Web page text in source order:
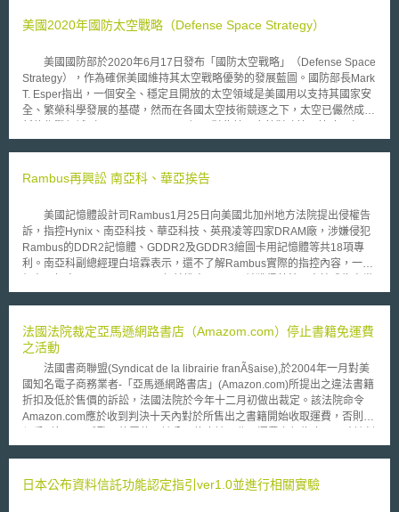
美國2020年國防太空戰略（Defense Space Strategy）
美國國防部於2020年6月17日發布「國防太空戰略」（Defense Space
Strategy），作為確保美國維持其太空戰略優勢的發展藍圖。國防部長Mark
T. Esper指出，一個安全、穩定且開放的太空領域是美國用以支持其國家安
全、繁榮科學發展的基礎，然而在各國太空技術競逐之下，太空已儼然成為
務、投資、能力與專業等面向實施全面性的改革，「國防太空戰略」擘劃出
「國防太空戰略」提出三大目標：首先，國防部將支持並捍衛美國在太空中
其先進的國防太空技術優勢以協助美國及其盟友的太空軍事行動，並支持民
間與商用太空技術產業發展；最後，美國將與盟友共同維持太空領域的穩
定，防止任何侵略性的太空活動、建構國際公認的太空行為準則，並支持美
國在太空交通與長期外太空活動的領導地位。 為了達成上述三大目
與人員於國家與國際聯合軍事行動當中。（3）提升國際對於太空潛在威脅
的重視，推動國際太空行為準則以打造太空戰略環境。（4）透過情報共
享、研發與採購（research, development, and acquisition, RD&A）與盟
友、合作夥伴、產業及其他政府部門合作，提出對於國家太空政策與國際太
空行為準則的建議。
Rambus再興訟 南亞科、華亞挨告
美國記憶體設計司Rambus1月25日向美國北加州地方法院提出侵權告
訴，指控Hynix、南亞科技、華亞科技、英飛凌等四家DRAM廠，涉嫌侵犯
Rambus的DDR2記憶體、GDDR2及GDDR3繪圖卡用記憶體等共18項專
利。南亞科副總經理白培霖表示，還不了解Rambus實際的指控內容，一切
代主流產品，但因當時DRAM廠基於成本考量，決定支持DDR規格，所以
憶體專利，目前主要產品獲得新力PS遊戲機採用，所以大部份營收來源均
來自於權利金收入，去年Rambus營收約1億4500萬美元，其中的1億2000
隨著今年英特爾力推新款支援DDR2晶片組，全球DRAM廠均投入DDR2生
產，因此Rambus再度興訟，控告Hynix、南亞科技、華亞科技、英飛凌等
四家DRAM廠，侵犯其 DDR2及GDDR2、GDDR3等記憶體共18項專利。
對於被Rambus控告一事，南亞科技及華亞科技提出說明。白培霖說，
Rambus提出的控訴內容為何，因此一切有待再進一步了解後再行說明。除
法國法院裁定亞馬遜網路書店（Amazom.com）停止書籍免運費
之活動
法國書商聯盟(Syndicat de la librairie franÃ§aise),於2004年一月對美
國知名電子商務業者-「亞馬遜網路書店」(Amazon.com)所提出之違法書籍
折扣及低於售價的訴訟，法國法院於今年十二月初做出裁定。該法院命令
Amazon.com應於收到判決十天內對於所售出之書籍開始收取運費，否則必
決亦命令，Amazon.com應支付給原告書商聯盟十萬歐元的損害賠償金。
法國，商家利用「價格犧牲」(Loss-Leaders)的促銷方式或其他低於產品價
日本公布資料信託功能認定指引ver1.0並進行相關實驗